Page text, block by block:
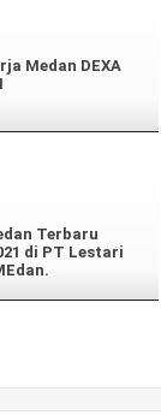
Medan DEXA
Terbaru
di PT Lestari